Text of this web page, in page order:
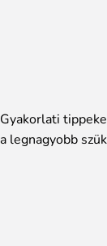
Gyakorlati
a legnagyobb